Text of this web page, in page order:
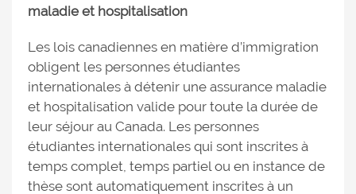
maladie et hospitalisation
Les lois canadiennes en matière d’immigration
obligent les personnes étudiantes
internationales à détenir une assurance maladie
et hospitalisation valide pour toute la durée de
leur séjour au Canada. Les personnes
étudiantes internationales qui sont inscrites à
temps complet, temps partiel ou en instance de
thèse sont automatiquement inscrites à un